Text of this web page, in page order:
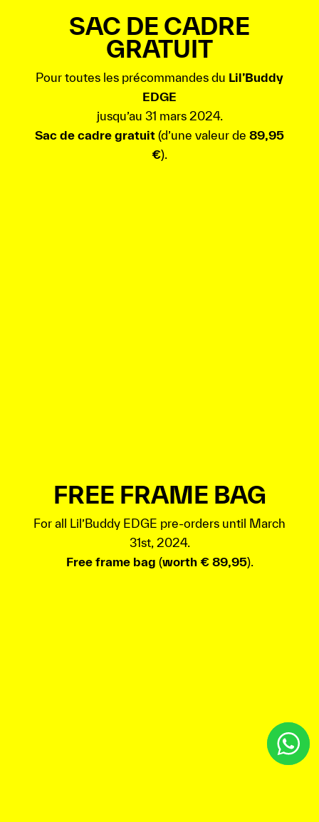
SAC DE CADRE
GRATUIT
Pour toutes les précommandes du Lil’Buddy
EDGE
jusqu’au 31 mars 2024.
Sac de cadre gratuit (d’une valeur de 89,95
€).
FREE FRAME BAG
For all Lil’Buddy EDGE pre-orders until March
31st, 2024.
Free frame bag (worth € 89,95).